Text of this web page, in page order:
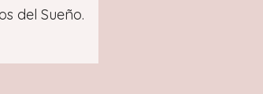
del Sueño.